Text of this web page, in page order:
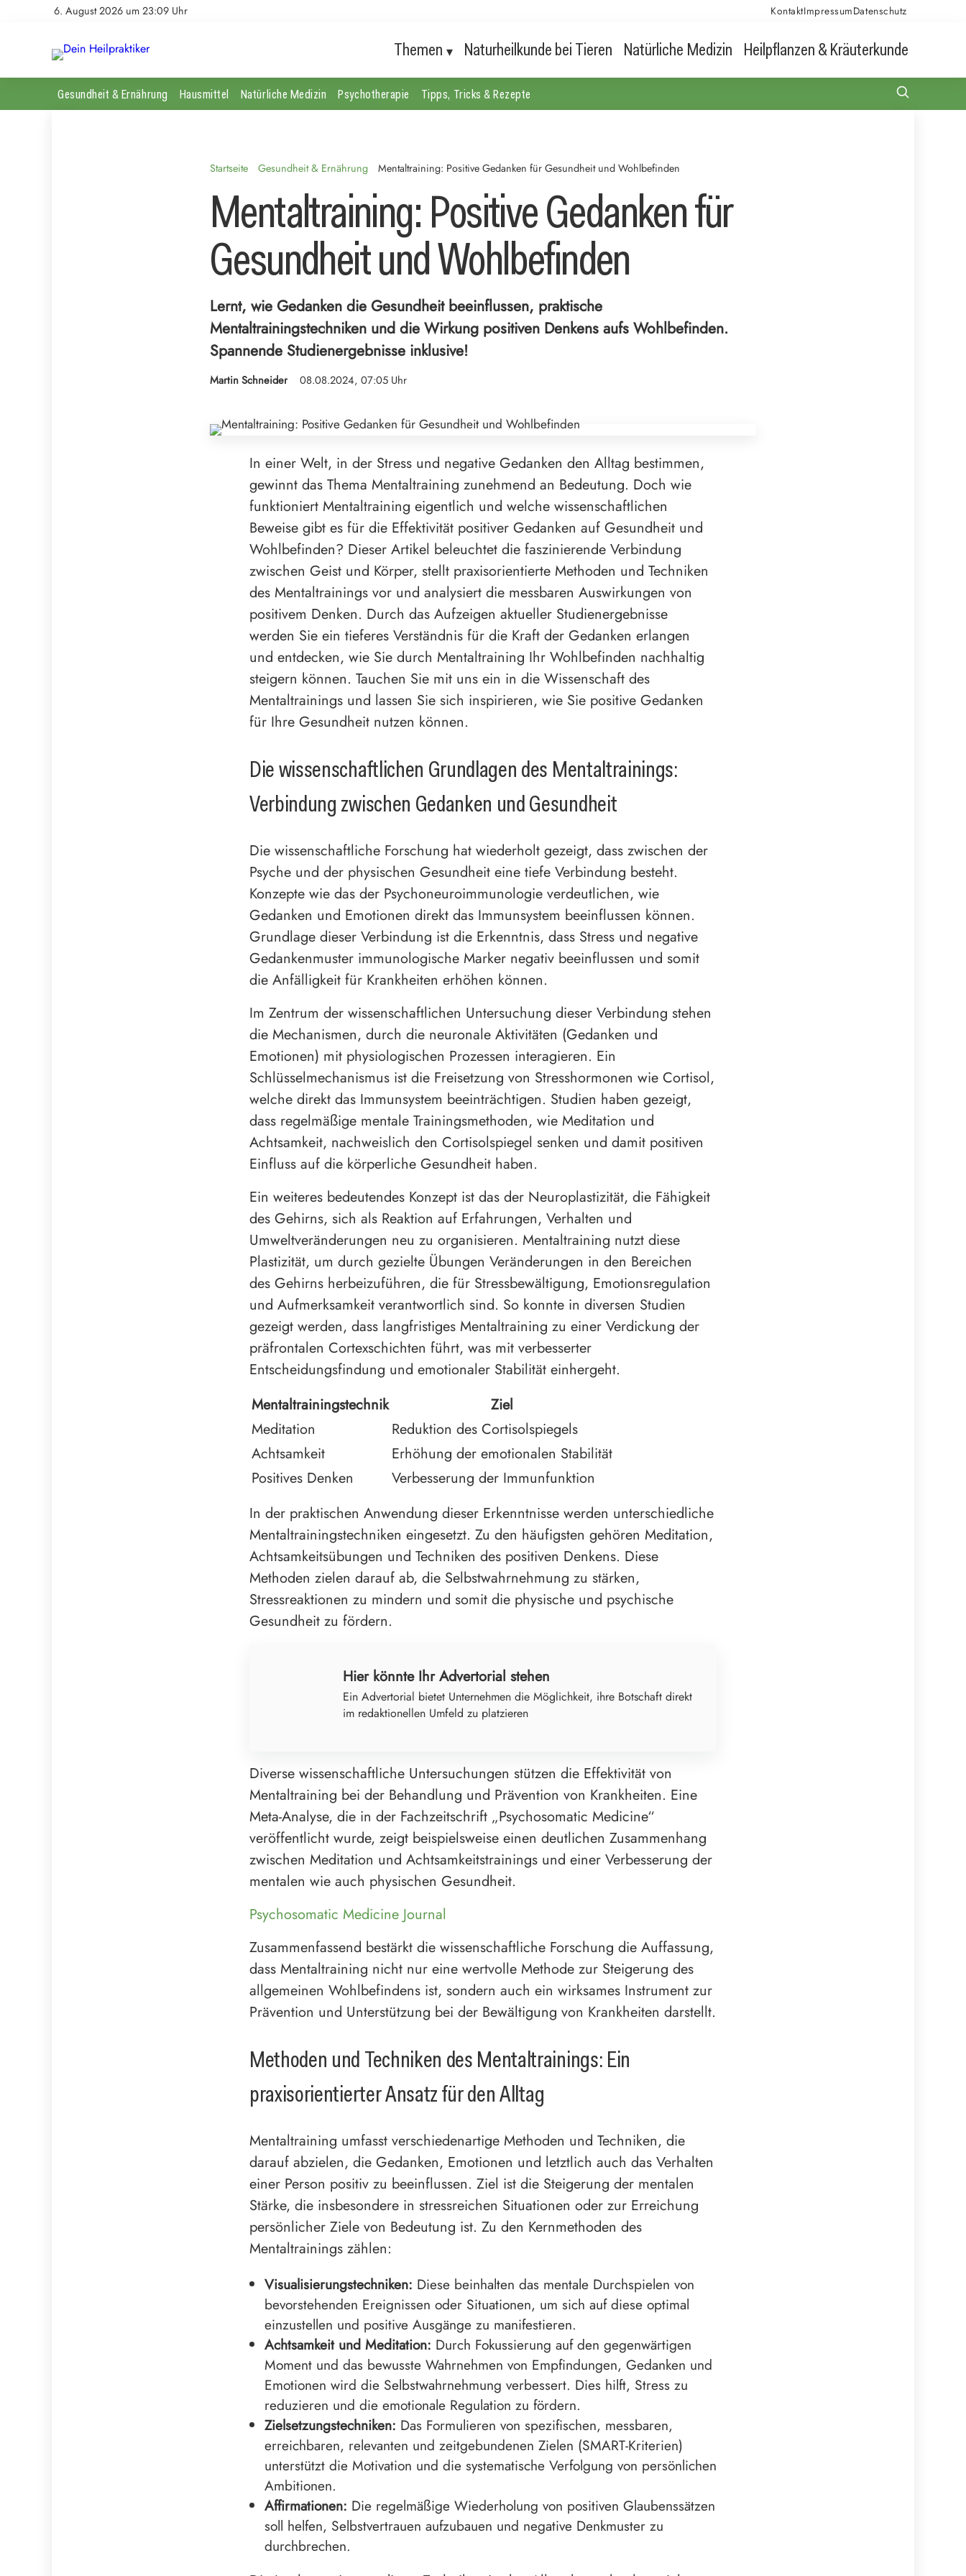
6. August 2026 um 23:09 Uhr KontaktImpressumDatenschutz
Themen Naturheilkunde bei Tieren Natürliche Medizin Heilpflanzen & Kräuterkunde
Gesundheit & Ernährung Hausmittel Natürliche Medizin Psychotherapie Tipps, Tricks & Rezepte
Startseite Gesundheit & Ernährung Mentaltraining: Positive Gedanken für Gesundheit und Wohlbefinden
Mentaltraining: Positive Gedanken für
Gesundheit und Wohlbefinden
Lernt, wie Gedanken die Gesundheit beeinflussen, praktische
Mentaltrainingstechniken und die Wirkung positiven Denkens aufs Wohlbefinden.
Spannende Studienergebnisse inklusive!
Martin Schneider 08.08.2024, 07:05 Uhr
In einer Welt, in der Stress und negative Gedanken den Alltag bestimmen,
gewinnt das Thema Mentaltraining zunehmend an Bedeutung. Doch wie
funktioniert Mentaltraining eigentlich und welche wissenschaftlichen
Beweise gibt es für die Effektivität positiver Gedanken auf Gesundheit und
Wohlbefinden? Dieser Artikel beleuchtet die faszinierende Verbindung
zwischen Geist und Körper, stellt praxisorientierte Methoden und Techniken
des Mentaltrainings vor und analysiert die messbaren Auswirkungen von
positivem Denken. Durch das Aufzeigen aktueller Studienergebnisse
werden Sie ein tieferes Verständnis für die Kraft der Gedanken erlangen
und entdecken, wie Sie durch Mentaltraining Ihr Wohlbefinden nachhaltig
steigern können. Tauchen Sie mit uns ein in die Wissenschaft des
Mentaltrainings und lassen Sie sich inspirieren, wie Sie positive Gedanken
für Ihre Gesundheit nutzen können.
Die wissenschaftlichen Grundlagen des Mentaltrainings:
Verbindung zwischen Gedanken und Gesundheit
Die wissenschaftliche Forschung hat wiederholt gezeigt, dass zwischen der
Psyche und der physischen Gesundheit eine tiefe Verbindung besteht.
Konzepte wie das der Psychoneuroimmunologie verdeutlichen, wie
Gedanken und Emotionen direkt das Immunsystem beeinflussen können.
Grundlage dieser Verbindung ist die Erkenntnis, dass Stress und negative
Gedankenmuster immunologische Marker negativ beeinflussen und somit
die Anfälligkeit für Krankheiten erhöhen können.
Im Zentrum der wissenschaftlichen Untersuchung dieser Verbindung stehen
die Mechanismen, durch die neuronale Aktivitäten (Gedanken und
Emotionen) mit physiologischen Prozessen interagieren. Ein
Schlüsselmechanismus ist die Freisetzung von Stresshormonen wie Cortisol,
welche direkt das Immunsystem beeinträchtigen. Studien haben gezeigt,
dass regelmäßige mentale Trainingsmethoden, wie Meditation und
Achtsamkeit, nachweislich den Cortisolspiegel senken und damit positiven
Einfluss auf die körperliche Gesundheit haben.
Ein weiteres bedeutendes Konzept ist das der Neuroplastizität, die Fähigkeit
des Gehirns, sich als Reaktion auf Erfahrungen, Verhalten und
Umweltveränderungen neu zu organisieren. Mentaltraining nutzt diese
Plastizität, um durch gezielte Übungen Veränderungen in den Bereichen
des Gehirns herbeizuführen, die für Stressbewältigung, Emotionsregulation
und Aufmerksamkeit verantwortlich sind. So konnte in diversen Studien
gezeigt werden, dass langfristiges Mentaltraining zu einer Verdickung der
präfrontalen Cortexschichten führt, was mit verbesserter
Entscheidungsfindung und emotionaler Stabilität einhergeht.
Mentaltrainingstechnik
Ziel
Meditation
Reduktion des Cortisolspiegels
Achtsamkeit
Erhöhung der emotionalen Stabilität
Positives Denken
Verbesserung der Immunfunktion
In der praktischen Anwendung dieser Erkenntnisse werden unterschiedliche
Mentaltrainingstechniken eingesetzt. Zu den häufigsten gehören Meditation,
Achtsamkeitsübungen und Techniken des positiven Denkens. Diese
Methoden zielen darauf ab, die Selbstwahrnehmung zu stärken,
Stressreaktionen zu mindern und somit die physische und psychische
Gesundheit zu fördern.
Hier könnte Ihr Advertorial stehen
Ein Advertorial bietet Unternehmen die Möglichkeit, ihre Botschaft direkt
im redaktionellen Umfeld zu platzieren
Diverse wissenschaftliche Untersuchungen stützen die Effektivität von
Mentaltraining bei der Behandlung und Prävention von Krankheiten. Eine
Meta-Analyse, die in der Fachzeitschrift „Psychosomatic Medicine“
veröffentlicht wurde, zeigt beispielsweise einen deutlichen Zusammenhang
zwischen Meditation und Achtsamkeitstrainings und einer Verbesserung der
mentalen wie auch physischen Gesundheit.
Psychosomatic Medicine Journal
Zusammenfassend bestärkt die wissenschaftliche Forschung die Auffassung,
dass Mentaltraining nicht nur eine wertvolle Methode zur Steigerung des
allgemeinen Wohlbefindens ist, sondern auch ein wirksames Instrument zur
Prävention und Unterstützung bei der Bewältigung von Krankheiten darstellt.
Methoden und Techniken des Mentaltrainings: Ein
praxisorientierter Ansatz für den Alltag
Mentaltraining umfasst verschiedenartige Methoden und Techniken, die
darauf abzielen, die Gedanken, Emotionen und letztlich auch das Verhalten
einer Person positiv zu beeinflussen. Ziel ist die Steigerung der mentalen
Stärke, die insbesondere in stressreichen Situationen oder zur Erreichung
persönlicher Ziele von Bedeutung ist. Zu den Kernmethoden des
Mentaltrainings zählen:
Visualisierungstechniken: Diese beinhalten das mentale Durchspielen von
bevorstehenden Ereignissen oder Situationen, um sich auf diese optimal
einzustellen und positive Ausgänge zu manifestieren.
Achtsamkeit und Meditation: Durch Fokussierung auf den gegenwärtigen
Moment und das bewusste Wahrnehmen von Empfindungen, Gedanken und
Emotionen wird die Selbstwahrnehmung verbessert. Dies hilft, Stress zu
reduzieren und die emotionale Regulation zu fördern.
Zielsetzungstechniken: Das Formulieren von spezifischen, messbaren,
erreichbaren, relevanten und zeitgebundenen Zielen (SMART-Kriterien)
unterstützt die Motivation und die systematische Verfolgung von persönlichen
Ambitionen.
Affirmationen: Die regelmäßige Wiederholung von positiven Glaubenssätzen
soll helfen, Selbstvertrauen aufzubauen und negative Denkmuster zu
durchbrechen.